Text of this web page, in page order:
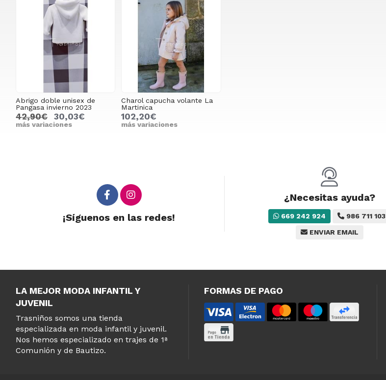
Abrigo doble unisex de
Pangasa invierno 2023
42,90€ 30,03€
más variaciones
Charol capucha volante La
Martinica
102,20€
más variaciones
¡Síguenos en las redes!
¿Necesitas ayuda?
669 242 924 986 711 103
ENVIAR EMAIL
LA MEJOR MODA INFANTIL Y
JUVENIL
Trasniños somos una tienda
especializada en moda infantil y juvenil.
Nos hemos especializado en trajes de 1ª
Comunión y de Bautizo.
FORMAS DE PAGO